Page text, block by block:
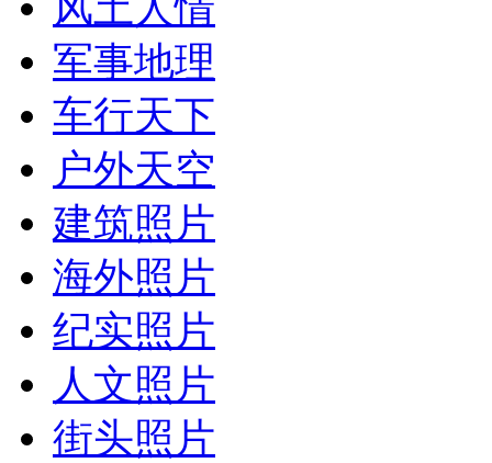
军事地理
车行天下
户外天空
建筑照片
海外照片
纪实照片
人文照片
街头照片